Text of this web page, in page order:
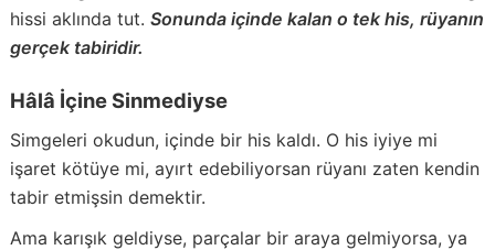
hissi aklında tut. Sonunda içinde kalan o tek his, rüyanın
gerçek tabiridir.
Hâlâ İçine Sinmediyse
Simgeleri okudun, içinde bir his kaldı. O his iyiye mi
işaret kötüye mi, ayırt edebiliyorsan rüyanı zaten kendin
tabir etmişsin demektir.
Ama karışık geldiyse, parçalar bir araya gelmiyorsa, ya